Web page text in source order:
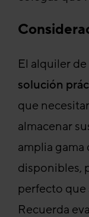
El alquiler
solución
que
almacenar
amplia gama
disponibles,
perfecto que
Recuerda